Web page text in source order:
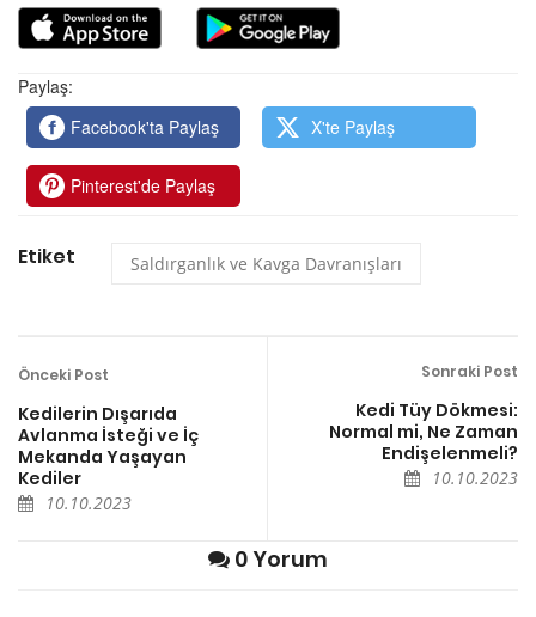
Paylaş:
Facebook'ta Paylaş
X'te Paylaş
Pinterest'de Paylaş
Etiket Saldırganlık ve Kavga Davranışları
Önceki Post
Kedilerin Dışarıda
Avlanma İsteği ve İç
Mekanda Yaşayan
Kediler
10.10.2023
Sonraki Post
Kedi Tüy Dökmesi:
Normal mi, Ne Zaman
Endişelenmeli?
10.10.2023
0 Yorum